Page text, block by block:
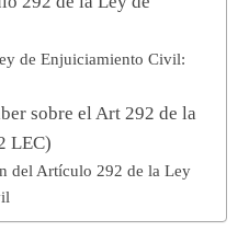
de Enjuiciamiento Civil:
sobre el Art 292 de la
LEC)
del Artículo 292 de la Ley